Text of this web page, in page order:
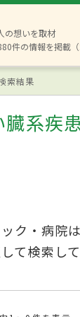
の想いを取材
件の情報を掲載（
索結果
系疾患
ク・病院
て検索して